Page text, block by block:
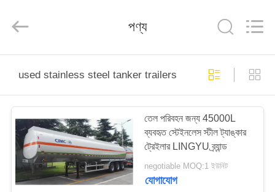
পণ্য
আমাদের
সম্পর্কে
CO.,
LTD..
Reserved.
পণ্য
used stainless steel tanker trailers
তেল পরিবহন জন্য 45000L
ব্যবহৃত স্টেইনলেস স্টীল ট্যাঙ্কার
ট্রেইলার LINGYU ব্র্যান্ড
negotiable MOQ:1 ইউনিট
যোগাযোগ